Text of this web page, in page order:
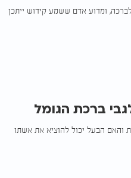
ומדוע אדם ששמע קידוש ייתכן
ברכת הגומל
והאם הבעל יכול להוציא את אשתו